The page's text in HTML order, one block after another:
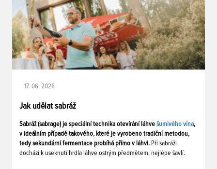
17. 06. 2026
Jak udělat sabráž
Sabráž (sabrage) je speciální technika otevírání láhve šumivého vína,
v ideálním případě takového, které je vyrobeno tradiční metodou,
tedy sekundární fermentace probíhá přímo v láhvi. Při sabráži
dochází k useknutí hrdla láhve ostrým předmětem, nejlépe šavlí.